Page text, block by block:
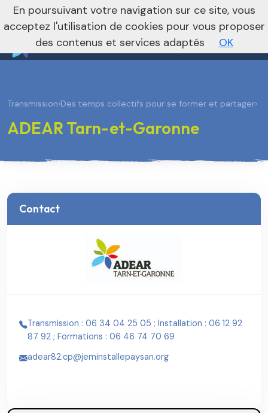
Vers le site national
nivo_2026: 1
Transmission›Des temps collectifs pour se former et partager›
ADEAR Tarn-et-Garonne
Contact
Transmission : 06 34 04 25 05 ; Installation : 06 12 92
87 92 ; Formations : 06 46 74 70 69
adear82.cp@jeminstallepaysan.org
En poursuivant votre navigation sur ce site, vous
acceptez l'utilisation de cookies pour vous proposer
des contenus et services adaptés
OK